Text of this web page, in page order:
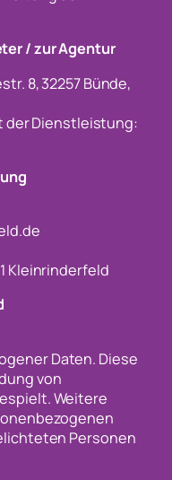
/ zur Agentur
8, 32257 Bünde,
der Dienstleistung:
Kleinrinderfeld
Daten. Diese
von
Weitere
Personen